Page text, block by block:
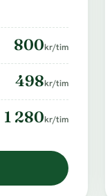
800kr/tim
498kr/tim
1 280kr/tim